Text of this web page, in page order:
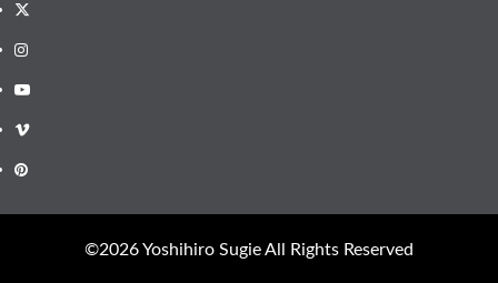
X
Instagram
Youtube
Vimeo
Pinterest
©︎2026 Yoshihiro Sugie All Rights Reserved